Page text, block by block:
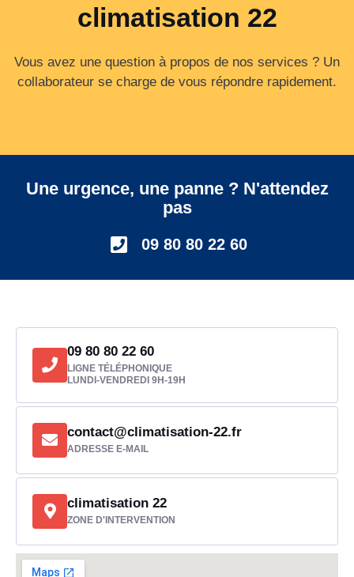
climatisation 22
Vous avez une question à propos de nos services ? Un
collaborateur se charge de vous répondre rapidement.
Une urgence, une panne ? N'attendez
pas
09 80 80 22 60
09 80 80 22 60
LIGNE TÉLÉPHONIQUE
LUNDI-VENDREDI 9H-19H
contact@climatisation-22.fr
ADRESSE E-MAIL
climatisation 22
ZONE D'INTERVENTION